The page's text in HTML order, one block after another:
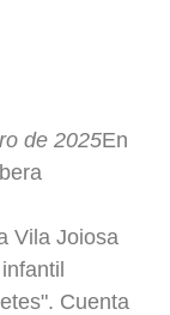
de 2025En
Vila Joiosa
Cuenta